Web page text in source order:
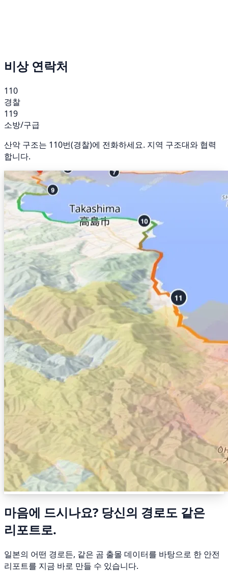
비상 연락처
110
경찰
119
소방/구급
산악 구조는 110번(경찰)에 전화하세요. 지역 구조대와 협력
합니다.
마음에 드시나요? 당신의 경로도 같은
리포트로.
일본의 어떤 경로든, 같은 곰 출몰 데이터를 바탕으로 한 안전
리포트를 지금 바로 만들 수 있습니다.